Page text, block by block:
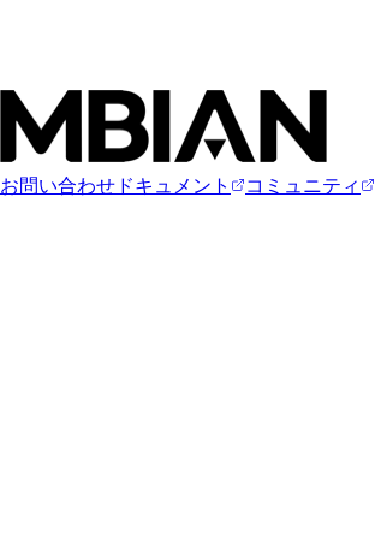
お問い合わせ ドキュメント コミュニティ